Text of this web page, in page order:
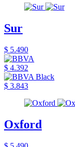
Sur
$ 5.490
$ 4.392
$ 3.843
Oxford